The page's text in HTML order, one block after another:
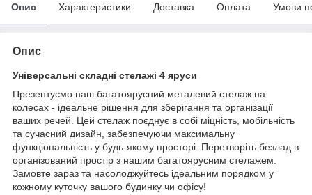
Опис Характеристики Доставка Оплата Умови
Опис
Універсальні складні стелажі 4 яруси
Презентуємо наш багатоярусний металевий стелаж на
колесах - ідеальне рішення для зберігання та організації
ваших речей. Цей стелаж поєднує в собі міцність, мобільність
та сучасний дизайн, забезпечуючи максимальну
функціональність у будь-якому просторі. Перетворіть безлад в
організований простір з нашим багатоярусним стелажем.
Замовте зараз та насолоджуйтесь ідеальним порядком у
кожному куточку вашого будинку чи офісу!